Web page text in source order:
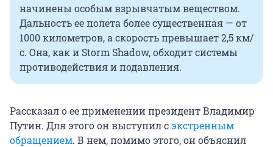
начинены особым взрывчатым веществом.
Дальность ее полета более существенная — от
1000 километров, а скорость превышает 2,5 км/
с. Она, как и Storm Shadow, обходит системы
противодействия и подавления.
Рассказал о ее применении президент Владимир
Путин. Для этого он выступил сэкстренным
обращением. В нем, помимо этого, он объяснил